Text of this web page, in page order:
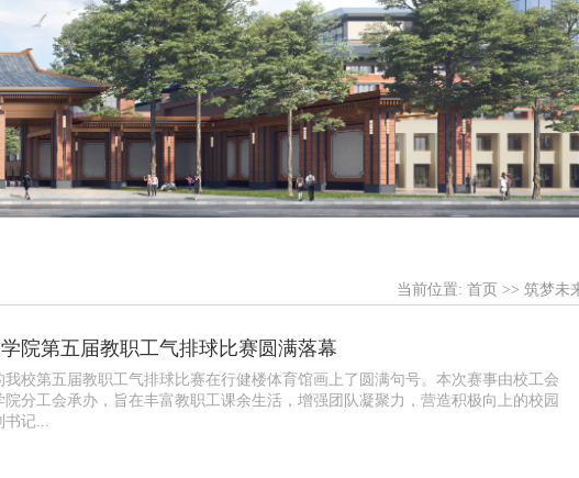
当前位置: 首页 >> 筑梦未
院第五届教职工气排球比赛圆满落幕
我校第五届教职工气排球比赛在行健楼体育馆画上了圆满句号。本次赛事由校工会
院分工会承办，旨在丰富教职工课余生活，增强团队凝聚力，营造积极向上的校园
书记...